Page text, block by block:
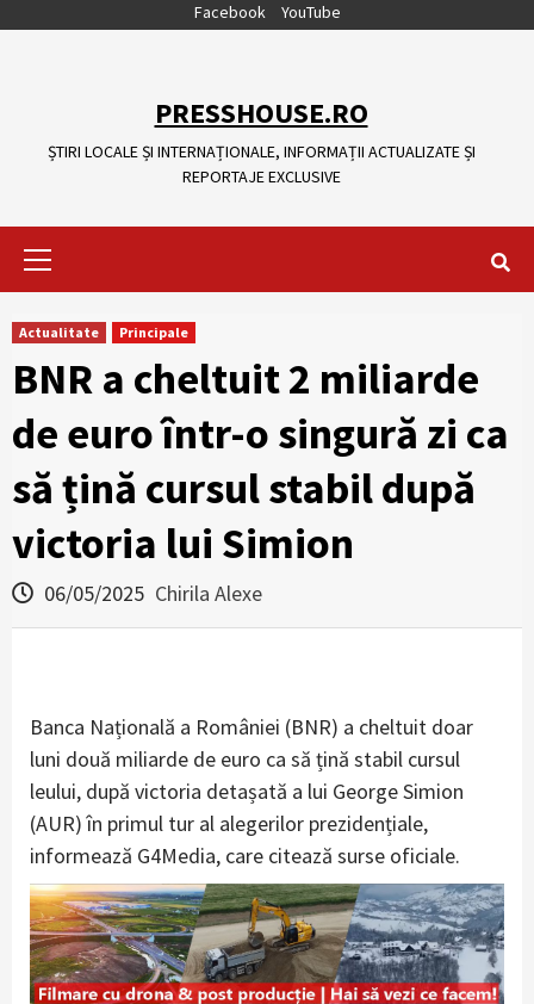
Facebook YouTube
PRESSHOUSE.RO
ȘTIRI LOCALE ȘI INTERNAȚIONALE, INFORMAȚII ACTUALIZATE ȘI
REPORTAJE EXCLUSIVE
Actualitate Principale
BNR a cheltuit 2 miliarde
de euro într-o singură zi ca
să țină cursul stabil după
victoria lui Simion
06/05/2025 Chirila Alexe
Banca Națională a României (BNR) a cheltuit doar
luni două miliarde de euro ca să țină stabil cursul
leului, după victoria detașată a lui George Simion
(AUR) în primul tur al alegerilor prezidențiale,
informează G4Media, care citează surse oficiale.